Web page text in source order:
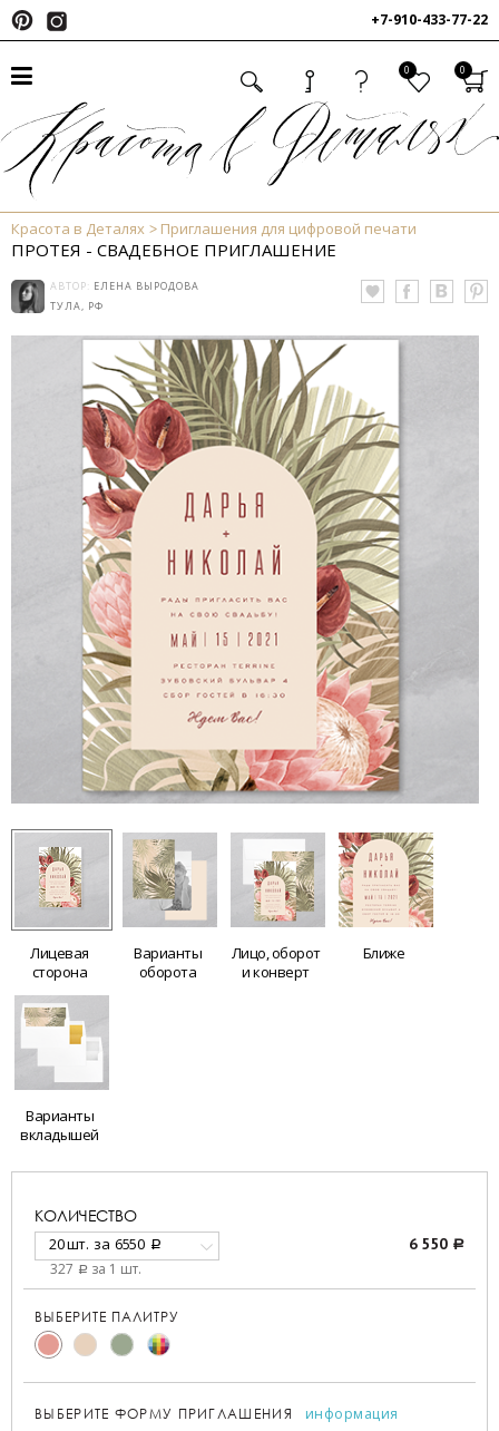
+7-910-433-77-22
0 0
Красота в Деталях Приглашения для цифровой печати
ПРОТЕЯ - СВАДЕБНОЕ ПРИГЛАШЕНИЕ
АВТОР: ЕЛЕНА ВЫРОДОВА
ТУЛА, РФ
Лицевая
сторона
Варианты
оборота
Лицо, оборот
и конверт
Ближе
Варианты
вкладышей
КОЛИЧЕСТВО
20 шт. за 6550 a
327 a за 1 шт.
6 550 a
ВЫБЕРИТЕ ПАЛИТРУ
ВЫБЕРИТЕ ФОРМУ ПРИГЛАШЕНИЯ информация